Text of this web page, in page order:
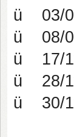
ü 03/
ü 08/
ü 17/
ü 28/
ü 30/